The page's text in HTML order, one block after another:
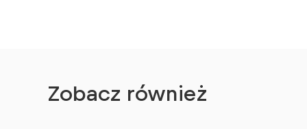
Zobacz również